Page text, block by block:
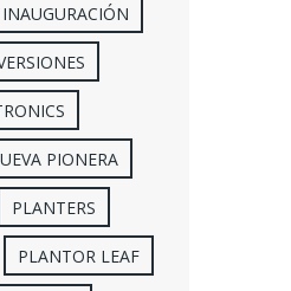
INAUGURACIÓN
PIONERA
PLANTERS
PLANTOR LEAF